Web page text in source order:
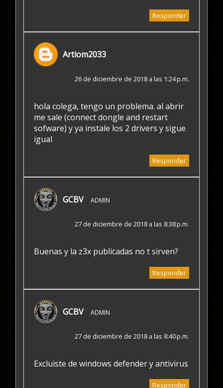
Responder
Artiom2033
26 de diciembre de 2018 a las 1:24 p.m.
hola colega, tengo un problema. al abrir
me sale (connect dongle and restart
sofware) y ya instale los 2 drivers y sigue
igual
Responder
GCBV ADMIN
27 de diciembre de 2018 a las 8:38 p.m.
Buenas y la z3x publicadas no t sirven?
Responder
GCBV ADMIN
27 de diciembre de 2018 a las 8:40 p.m.
Excluiste de windows defender y antivirus
Responder